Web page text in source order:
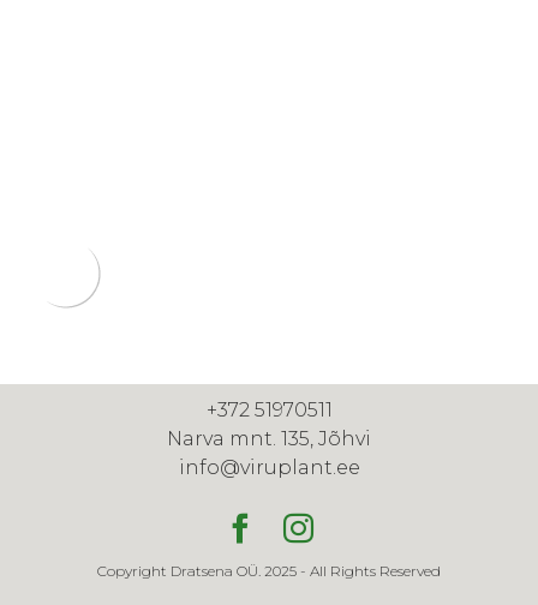
+372 51970511
Narva mnt. 135, Jõhvi
info@viruplant.ee
Copyright Dratsena OÜ. 2025 - All Rights Reserved